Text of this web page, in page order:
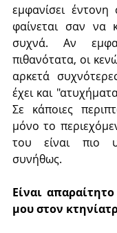
εμφανίσει
φαίνεται σαν να
συχνά. Αν
πιθανότατα, οι
αρκετά
έχει και
Σε κάποιες
μόνο το
του είναι πιο
συνήθως.
Είναι
μου στον